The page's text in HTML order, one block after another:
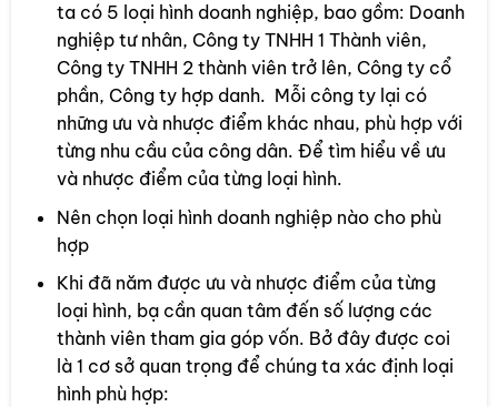
ta có 5 loại hình doanh nghiệp, bao gồm: Doanh
nghiệp tư nhân, Công ty TNHH 1 Thành viên,
Công ty TNHH 2 thành viên trở lên, Công ty cổ
phần, Công ty hợp danh. Mỗi công ty lại có
những ưu và nhược điểm khác nhau, phù hợp với
từng nhu cầu của công dân. Để tìm hiểu về ưu
và nhược điểm của từng loại hình.
Nên chọn loại hình doanh nghiệp nào cho phù
hợp
Khi đã năm được ưu và nhược điểm của từng
loại hình, bạ cần quan tâm đến số lượng các
thành viên tham gia góp vốn. Bở đây được coi
là 1 cơ sở quan trọng để chúng ta xác định loại
hình phù hợp: